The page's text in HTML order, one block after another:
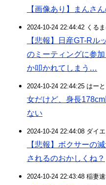
【画像あり】まんさ
2024-10-24 22:44:42 くる
【悲報】日産GT-Rル
のミーティングに参
か叩かれてしまう…
2024-10-24 22:44:25 はー
女だけど、身長
ない
2024-10-24 22:44:08 ダイ
【悲報】ボクサーの
されるのおかしくね？
2024-10-24 22:43:48 稲妻